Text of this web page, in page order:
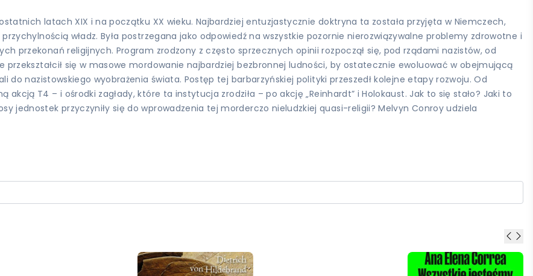
latach XIX i na początku XX wieku. Najbardziej entuzjastycznie doktryna ta została przyjęta w Niemczech,
władz. Była postrzegana jako odpowiedź na wszystkie pozornie nierozwiązywalne problemy zdrowotne i
przekonań religijnych. Program zrodzony z często sprzecznych opinii rozpoczął się, pod rządami nazistów, od
się w masowe mordowanie najbardziej bezbronnej ludności, by ostatecznie ewoluować w obejmującą
nazistowskiego wyobrażenia świata. Postęp tej barbarzyńskiej polityki przeszedł kolejne etapy rozwoju. Od
T4 – i ośrodki zagłady, które ta instytucja zrodziła – po akcję „Reinhardt” i Holokaust. Jak to się stało? Jaki to
jednostek przyczyniły się do wprowadzenia tej morderczo nieludzkiej quasi-religii? Melvyn Conroy udziela